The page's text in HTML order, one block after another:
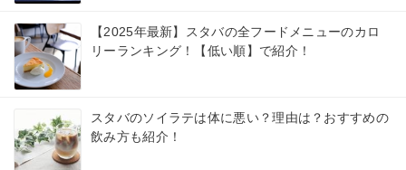
【2025年最新】スタバの全フードメニューのカロ
リーランキング！【低い順】で紹介！
スタバのソイラテは体に悪い？理由は？おすすめの
飲み方も紹介！